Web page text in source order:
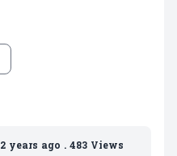
2 years ago .483 Views